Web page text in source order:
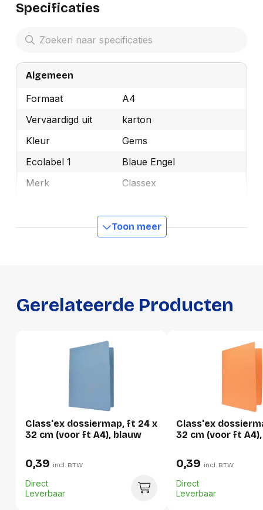
Specificaties
Algemeen
Formaat
A4
Vervaardigd uit
karton
Kleur
Gems
Ecolabel 1
Blaue Engel
Merk
Classex
Manufacturer Part
1158
Productformaat
Verpakking
Per stuk
Hoeveelheid:
1 stuk
Toon meer
Gerelateerde Producten
Class'ex dossiermap, ft 24 x
32 cm (voor ft A4), blauw
0,39 incl. BTW
Direct
Leverbaar
Class'ex
32 cm (voor ft
0,39 incl. BTW
Direct
Leverbaar